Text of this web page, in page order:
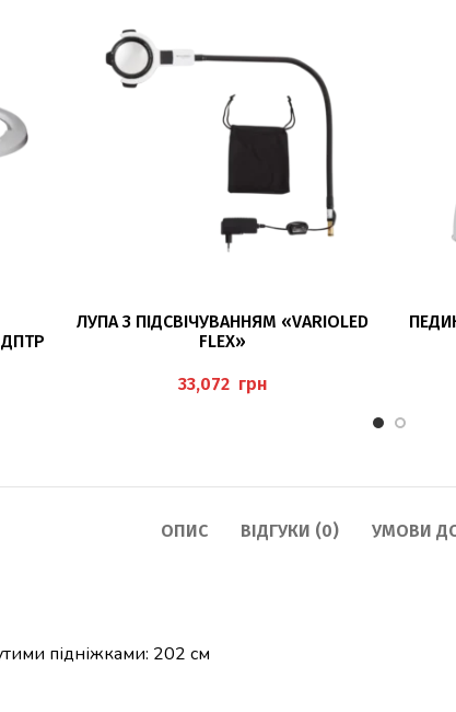
ДПТР
ДОДАТИ В КОШИК
ЛУПА З ПІДСВІЧУВАННЯМ «VARIOLED
FLEX»
грн
ОПИС ВІДГУКИ (0) УМОВИ
підніжками: 202 см